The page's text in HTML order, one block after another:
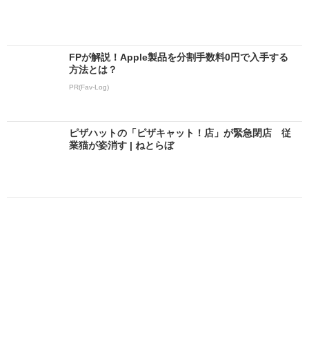
FPが解説！Apple製品を分割手数料0円で入手する
方法とは？
PR(Fav-Log)
ピザハットの「ピザキャット！店」が緊急閉店 従
業猫が姿消す | ねとらぼ